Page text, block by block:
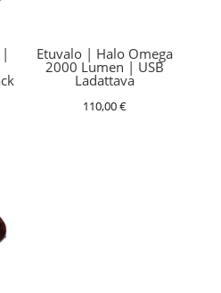
Etuvalo | Halo Omega
2000 Lumen | USB
Ladattava
110,00€